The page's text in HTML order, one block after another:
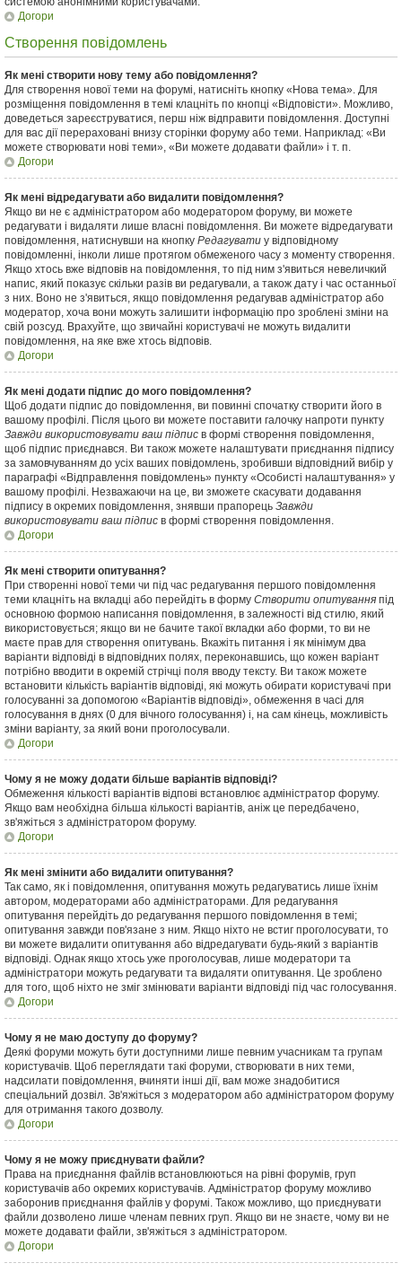
Догори
Створення повідомлень
Як мені створити нову тему або повідомлення?
Для створення нової теми на форумі, натисніть кнопку «Нова тема». Для
розміщення повідомлення в темі клацніть по кнопці «Відповісти». Можливо,
доведеться зареєструватися, перш ніж відправити повідомлення. Доступні
для вас дії перераховані внизу сторінки форуму або теми. Наприклад: «Ви
можете створювати нові теми», «Ви можете додавати файли» і т. п.
Догори
Як мені відредагувати або видалити повідомлення?
Якщо ви не є адміністратором або модератором форуму, ви можете
редагувати і видаляти лише власні повідомлення. Ви можете відредагувати
повідомлення, натиснувши на кнопку Редагувати у відповідному
повідомленні, інколи лише протягом обмеженого часу з моменту створення.
Якщо хтось вже відповів на повідомлення, то під ним з'явиться невеличкий
напис, який показує скільки разів ви редагували, а також дату і час останньої
з них. Воно не з'явиться, якщо повідомлення редагував адміністратор або
модератор, хоча вони можуть залишити інформацію про зроблені зміни на
свій розсуд. Врахуйте, що звичайні користувачі не можуть видалити
повідомлення, на яке вже хтось відповів.
Догори
Як мені додати підпис до мого повідомлення?
Щоб додати підпис до повідомлення, ви повинні спочатку створити його в
вашому профілі. Після цього ви можете поставити галочку напроти пункту
Завжди використовувати ваш підпис в формі створення повідомлення,
щоб підпис приєднався. Ви також можете налаштувати приєднання підпису
за замовчуванням до усіх ваших повідомлень, зробивши відповідний вибір у
параграфі «Відправлення повідомлень» пункту «Особисті налаштування» у
вашому профілі. Незважаючи на це, ви зможете скасувати додавання
підпису в окремих повідомлення, знявши прапорець Завжди
використовувати ваш підпис в формі створення повідомлення.
Догори
Як мені створити опитування?
При створенні нової теми чи під час редагування першого повідомлення
теми клацніть на вкладці або перейдіть в форму Створити опитування під
основною формою написання повідомлення, в залежності від стилю, який
використовується; якщо ви не бачите такої вкладки або форми, то ви не
маєте прав для створення опитувань. Вкажіть питання і як мінімум два
варіанти відповіді в відповідних полях, переконавшись, що кожен варіант
потрібно вводити в окремій стрічці поля вводу тексту. Ви також можете
встановити кількість варіантів відповіді, які можуть обирати користувачі при
голосуванні за допомогою «Варіантів відповіді», обмеження в часі для
голосування в днях (0 для вічного голосування) і, на сам кінець, можливість
зміни варіанту, за який вони проголосували.
Догори
Чому я не можу додати більше варіантів відповіді?
Обмеження кількості варіантів відпові встановлює адміністратор форуму.
Якщо вам необхідна більша кількості варіантів, аніж це передбачено,
зв'яжіться з адміністратором форуму.
Догори
Як мені змінити або видалити опитування?
Так само, як і повідомлення, опитування можуть редагуватись лише їхнім
автором, модераторами або адміністраторами. Для редагування
опитування перейдіть до редагування першого повідомлення в темі;
опитування завжди пов'язане з ним. Якщо ніхто не встиг проголосувати, то
ви можете видалити опитування або відредагувати будь-який з варіантів
відповіді. Однак якщо хтось уже проголосував, лише модератори та
адміністратори можуть редагувати та видаляти опитування. Це зроблено
для того, щоб ніхто не зміг змінювати варіанти відповіді під час голосування.
Догори
Чому я не маю доступу до форуму?
Деякі форуми можуть бути доступними лише певним учасникам та групам
користувачів. Щоб переглядати такі форуми, створювати в них теми,
надсилати повідомлення, вчиняти інші дії, вам може знадобитися
спеціальний дозвіл. Зв'яжіться з модератором або адміністратором форуму
для отримання такого дозволу.
Догори
Чому я не можу приєднувати файли?
Права на приєднання файлів встановлюються на рівні форумів, груп
користувачів або окремих користувачів. Адміністратор форуму можливо
заборонив приєднання файлів у форумі. Також можливо, що приєднувати
файли дозволено лише членам певних груп. Якщо ви не знаєте, чому ви не
можете додавати файли, зв'яжіться з адміністратором.
Догори